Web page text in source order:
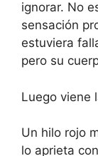
ignorar. No
sensación
estuviera
pero su
Luego viene
Un hilo rojo
lo aprieta